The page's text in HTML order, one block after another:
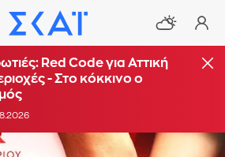
Red Code για Αττική
- Στο κόκκινο ο